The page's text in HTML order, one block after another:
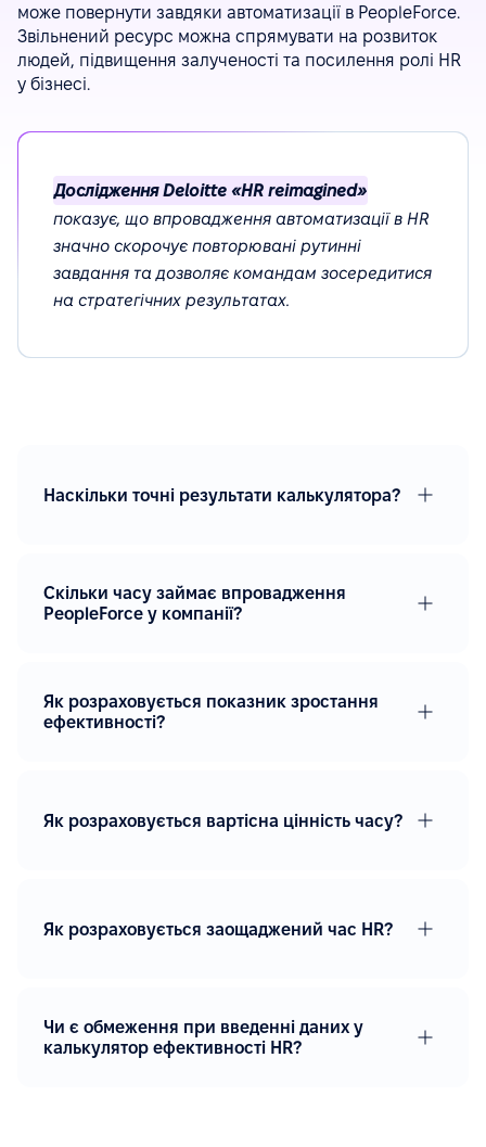
може повернути завдяки автоматизації в PeopleForce.
Звільнений ресурс можна спрямувати на розвиток
людей, підвищення залученості та посилення ролі HR
у бізнесі.
Дослідження Deloitte «HR reimagined»
показує, що впровадження автоматизації в HR
значно скорочує повторювані рутинні
завдання та дозволяє командам зосередитися
на стратегічних результатах.
Наскільки точні результати калькулятора?
Скільки часу займає впровадження
PeopleForce у компанії?
Як розраховується показник зростання
ефективності?
Як розраховується вартісна цінність часу?
Як розраховується заощаджений час HR?
Чи є обмеження при введенні даних у
калькулятор ефективності HR?